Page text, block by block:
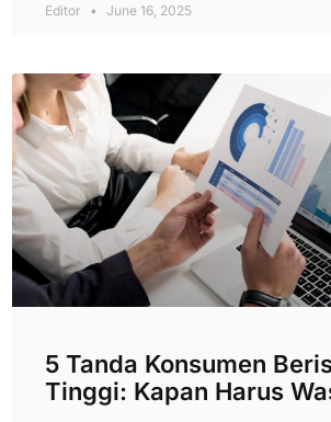
Editor June 16, 2025
5 Tanda Konsumen
Tinggi: Kapan Harus